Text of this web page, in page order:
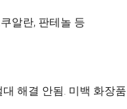
알란, 판테놀 등
해결 안됨. 미백 화장